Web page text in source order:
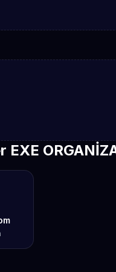
EXE